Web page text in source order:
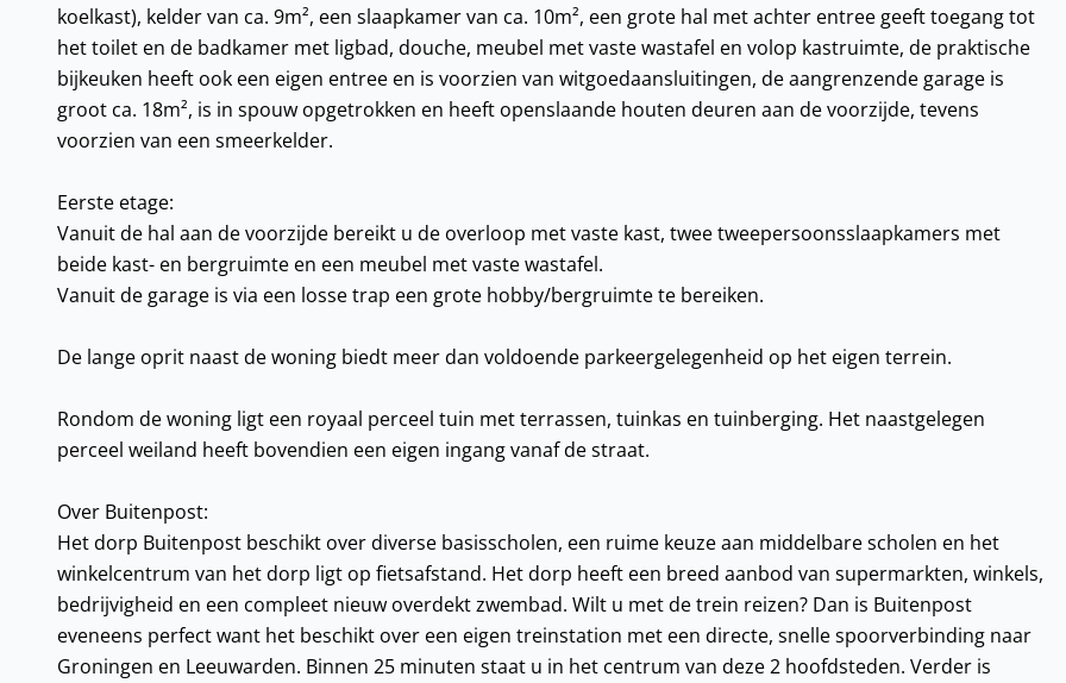
koelkast), kelder van ca. 9m², een slaapkamer van ca. 10m², een grote hal met achter entree geeft toegang tot
het toilet en de badkamer met ligbad, douche, meubel met vaste wastafel en volop kastruimte, de praktische
bijkeuken heeft ook een eigen entree en is voorzien van witgoedaansluitingen, de aangrenzende garage is
groot ca. 18m², is in spouw opgetrokken en heeft openslaande houten deuren aan de voorzijde, tevens
voorzien van een smeerkelder.
Eerste etage:
Vanuit de hal aan de voorzijde bereikt u de overloop met vaste kast, twee tweepersoonsslaapkamers met
beide kast- en bergruimte en een meubel met vaste wastafel.
Vanuit de garage is via een losse trap een grote hobby/bergruimte te bereiken.
De lange oprit naast de woning biedt meer dan voldoende parkeergelegenheid op het eigen terrein.
Rondom de woning ligt een royaal perceel tuin met terrassen, tuinkas en tuinberging. Het naastgelegen
perceel weiland heeft bovendien een eigen ingang vanaf de straat.
Over Buitenpost:
Het dorp Buitenpost beschikt over diverse basisscholen, een ruime keuze aan middelbare scholen en het
winkelcentrum van het dorp ligt op fietsafstand. Het dorp heeft een breed aanbod van supermarkten, winkels,
bedrijvigheid en een compleet nieuw overdekt zwembad. Wilt u met de trein reizen? Dan is Buitenpost
eveneens perfect want het beschikt over een eigen treinstation met een directe, snelle spoorverbinding naar
Groningen en Leeuwarden. Binnen 25 minuten staat u in het centrum van deze 2 hoofdsteden. Verder is